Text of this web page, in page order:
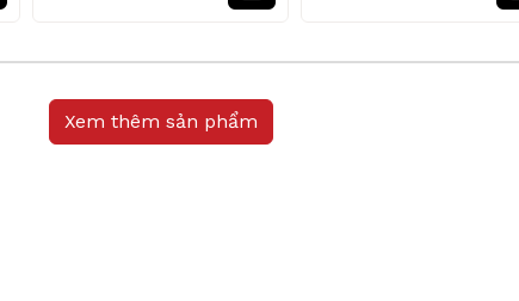
Xem thêm sản phẩm